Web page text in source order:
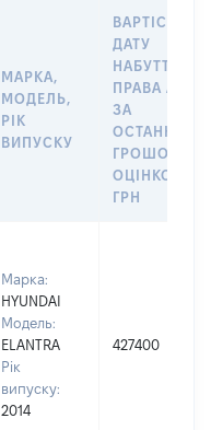
МАРКА,
МОДЕЛЬ,
РІК
ВИПУСКУ
ВАРТІСТЬ НА
ДАТУ
НАБУТТЯ
ПРАВА АБО
ЗА
ГРОШОВОЮ
ОЦІНКОЮ,
ГРН
Марка:
HYUNDAI
Модель:
ELANTRA
Рік
випуску:
2014
427400